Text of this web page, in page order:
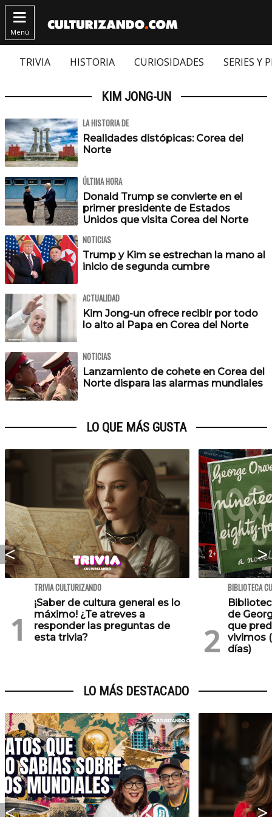

Menú
TRIVIA HISTORIA CURIOSIDADES SERIES Y
KIM JONG-UN
LA HISTORIA DE
Realidades distópicas: Corea del
Norte
ÚLTIMA HORA
Donald Trump se convierte en el
primer presidente de Estados
Unidos que visita Corea del Norte
NOTICIAS
Trump y Kim se estrechan la mano al
inicio de segunda cumbre
ACTUALIDAD
Kim Jong-un ofrece recibir por todo
lo alto al Papa en Corea del Norte
NOTICIAS
Lanzamiento de cohete en Corea del
Norte dispara las alarmas mundiales
LO QUE MÁS GUSTA
TRIVIA CULTURIZANDO
¡Saber de cultura general es lo
máximo! ¿Te atreves a
responder las preguntas de
esta trivia?
BIBLIOTECA
de
que
vivimos
días)
LO MÁS DESTACADO